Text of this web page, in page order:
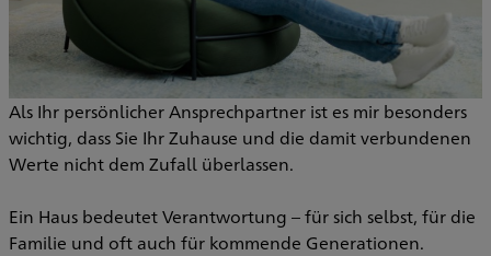
Als Ihr persönlicher Ansprechpartner ist es mir besonders
wichtig, dass Sie Ihr Zuhause und die damit verbundenen
Werte nicht dem Zufall überlassen.
Ein Haus bedeutet Verantwortung – für sich selbst, für die
Familie und oft auch für kommende Generationen.